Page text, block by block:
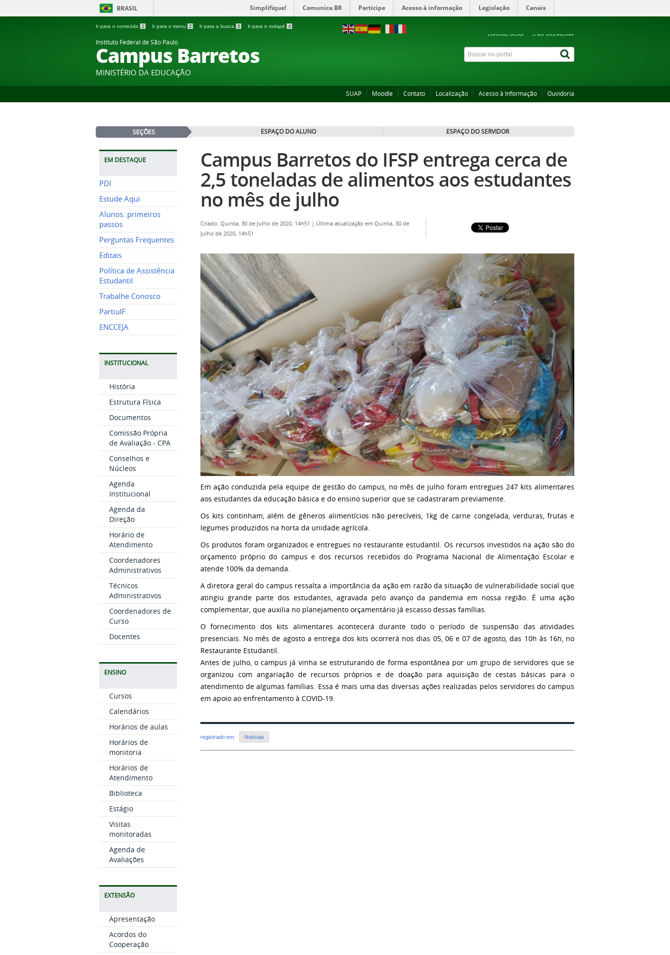
BRASIL Simplifique! Comunica BR Participe Acesso à informação Legislação Canais
Ir para o conteúdo 1 Ir para o menu 2 Ir para a busca 3 Ir para o rodapé 4
ACESSIBILIDADE ALTO CONTRASTE
Instituto Federal de São Paulo
Campus Barretos
MINISTÉRIO DA EDUCAÇÃO
SUAP Moodle Contato Localização Acesso à Informação Ouvidoria
SEÇÕES ESPAÇO DO ALUNO ESPAÇO DO SERVIDOR
EM DESTAQUE
PDI
Estude Aqui
Alunos: primeiros
passos
Perguntas Frequentes
Editais
Política de Assistência
Estudantil
Trabalhe Conosco
PartiuIF
ENCCEJA
INSTITUCIONAL
História
Estrutura Física
Documentos
Comissão Própria
de Avaliação - CPA
Conselhos e
Núcleos
Agenda
Institucional
Agenda da
Direção
Horário de
Atendimento
Coordenadores
Administrativos
Técnicos
Administrativos
Coordenadores de
Curso
Docentes
ENSINO
Cursos
Calendários
Horários de aulas
Horários de
monitoria
Horários de
Atendimento
Biblioteca
Estágio
Visitas
monitoradas
Agenda de
Avaliações
EXTENSÃO
Apresentação
Acordos do
Cooperação
Campus Barretos do IFSP entrega cerca de
2,5 toneladas de alimentos aos estudantes
no mês de julho
Criado: Quinta, 30 de Julho de 2020, 14h51 | Última atualização em Quinta, 30 de
Julho de 2020, 14h51
Em ação conduzida pela equipe de gestão do campus, no mês de julho foram entregues 247 kits alimentares
aos estudantes da educação básica e do ensino superior que se cadastraram previamente.
Os kits continham, além de gêneros alimentícios não perecíveis, 1kg de carne congelada, verduras, frutas e
legumes produzidos na horta da unidade agrícola.
Os produtos foram organizados e entregues no restaurante estudantil. Os recursos investidos na ação são do
orçamento próprio do campus e dos recursos recebidos do Programa Nacional de Alimentação Escolar e
atende 100% da demanda.
A diretora geral do campus ressalta a importância da ação em razão da situação de vulnerabilidade social que
atingiu grande parte dos estudantes, agravada pelo avanço da pandemia em nossa região. É uma ação
complementar, que auxilia no planejamento orçamentário já escasso dessas famílias.
O fornecimento dos kits alimentares acontecerá durante todo o período de suspensão das atividades
presenciais. No mês de agosto a entrega dos kits ocorrerá nos dias 05, 06 e 07 de agosto, das 10h às 16h, no
Restaurante Estudantil.
Antes de julho, o campus já vinha se estruturando de forma espontânea por um grupo de servidores que se
organizou com angariação de recursos próprios e de doação para aquisição de cestas básicas para o
atendimento de algumas famílias. Essa é mais uma das diversas ações realizadas pelos servidores do campus
em apoio ao enfrentamento à COVID-19.
registrado em: Notícias